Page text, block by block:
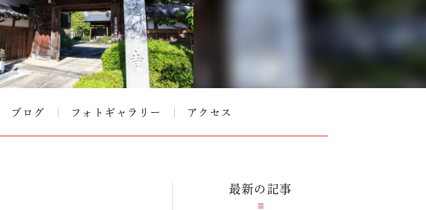
ブログ フォトギャラリー アクセス
最新の記事